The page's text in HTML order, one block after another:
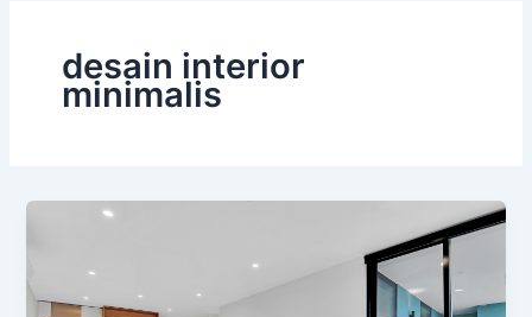
desain interior
minimalis